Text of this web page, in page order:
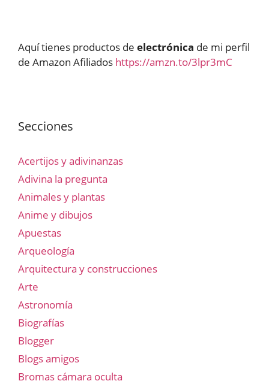
Aquí tienes productos de electrónica de mi perfil
de Amazon Afiliados https://amzn.to/3lpr3mC
Secciones
Acertijos y adivinanzas
Adivina la pregunta
Animales y plantas
Anime y dibujos
Apuestas
Arqueología
Arquitectura y construcciones
Arte
Astronomía
Biografías
Blogger
Blogs amigos
Bromas cámara oculta